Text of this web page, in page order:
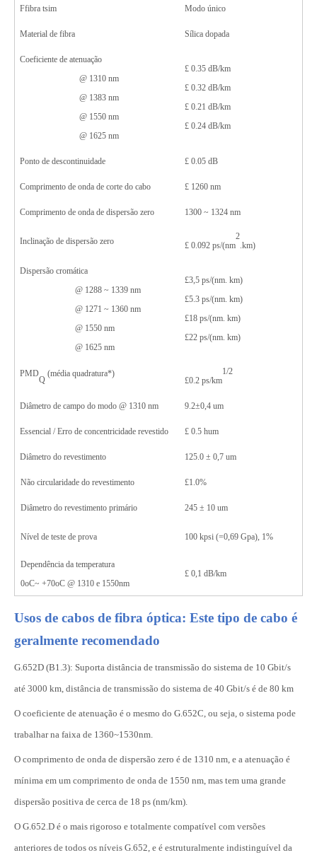
Ffibra tsim Modo único
Material de fibra Sílica dopada
Coeficiente de atenuação
@ 1310 nm
@ 1383 nm
@ 1550 nm
@ 1625 nm
£ 0.35 dB/km
£ 0.32 dB/km
£ 0.21 dB/km
£ 0.24 dB/km
Ponto de descontinuidade £ 0.05 dB
Comprimento de onda de corte do cabo £ 1260 nm
Comprimento de onda de dispersão zero 1300 ~ 1324 nm
Inclinação de dispersão zero £ 0.092 ps/(nm
2
.km)
Dispersão cromática
@ 1288 ~ 1339 nm
@ 1271 ~ 1360 nm
@ 1550 nm
@ 1625 nm
£3,5 ps/(nm. km)
£5.3 ps/(nm. km)
£18 ps/(nm. km)
£22 ps/(nm. km)
PMD
Q
(média quadratura*)
£0.2 ps/km
1/2
Diâmetro de campo do modo @ 1310 nm 9.2±0,4 um
Essencial / Erro de concentricidade revestido £ 0.5 hum
Diâmetro do revestimento 125.0 ± 0,7 um
Não circularidade do revestimento £1.0%
Diâmetro do revestimento primário 245 ± 10 um
Nível de teste de prova 100 kpsi (=0,69 Gpa), 1%
Dependência da temperatura
0oC~ +70oC @ 1310 e 1550nm
£ 0,1 dB/km
Usos de cabos de fibra óptica: Este tipo de cabo é
geralmente recomendado
G.652D (B1.3): Suporta distância de transmissão do sistema de 10 Gbit/s
até 3000 km, distância de transmissão do sistema de 40 Gbit/s é de 80 km
O coeficiente de atenuação é o mesmo do G.652C, ou seja, o sistema pode
trabalhar na faixa de 1360~1530nm.
O comprimento de onda de dispersão zero é de 1310 nm, e a atenuação é
mínima em um comprimento de onda de 1550 nm, mas tem uma grande
dispersão positiva de cerca de 18 ps (nm/km).
O G.652.D é o mais rigoroso e totalmente compatível com versões
anteriores de todos os níveis G.652, e é estruturalmente indistinguível da